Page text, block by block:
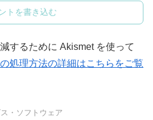
トを書き込む
するために Akismet を使って
処理方法の詳細はこちらをご覧
・ソフトウェア